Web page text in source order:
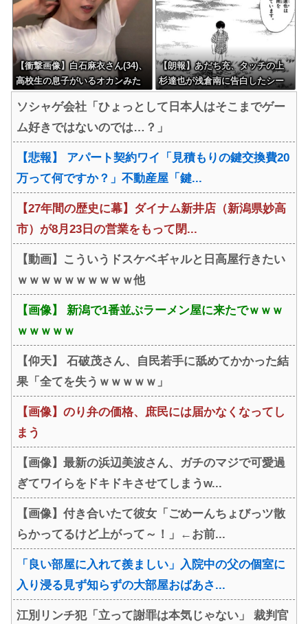
【衝撃画像】白石麻衣さん(34)、
高校生の息子がいるオカンみた
【朗報】あだち充、タッチの上
杉達也が浅倉南に告白したシー
ソシャゲ会社「ひょっとして日本人はそこまでゲー
ム好きではないのでは…？」
【悲報】 アパート契約ワイ「見積もりの鍵交換費20
万って何ですか？」不動産屋「鍵...
【27年間の歴史に幕】ダイナム新井店（新潟県妙高
市）が8月23日の営業をもって閉...
【動画】こういうドスケベギャルと日高屋行きたい
ｗｗｗｗｗｗｗｗｗｗ他
【画像】 新潟で1番並ぶラーメン屋に来たでｗｗｗ
ｗｗｗｗｗ
【仰天】 石破茂さん、自民若手に舐めてかかった結
果「全てを失うｗｗｗｗｗ」
【画像】のり弁の価格、庶民には届かなくなってし
まう
【画像】最新の浜辺美波さん、ガチのマジで可愛過
ぎてワイらをドキドキさせてしまうw...
【画像】付き合いたて彼女「ごめーんちょびっツ散
らかってるけど上がって～！」←お前...
「良い部屋に入れて羨ましい」入院中の父の個室に
入り浸る見ず知らずの大部屋おばあさ...
江別リンチ犯「立って謝罪は本気じゃない」 裁判官